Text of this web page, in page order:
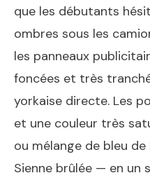
que les débutants
ombres sous les
les panneaux
foncées et très
yorkaise directe. Les
et une couleur très
ou mélange de bleu
Sienne brûlée — en un